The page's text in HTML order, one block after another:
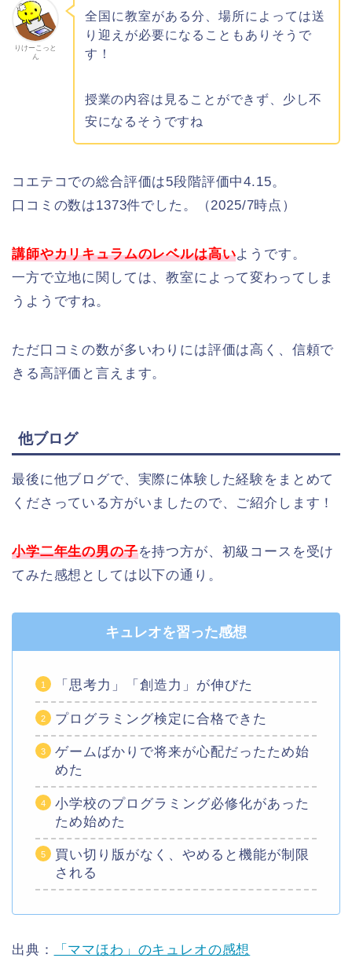
りけーこっと
ん
全国に教室がある分、場所によっては送
り迎えが必要になることもありそうで
す！
授業の内容は見ることができず、少し不
安になるそうですね
コエテコでの総合評価は5段階評価中4.15。
口コミの数は1373件でした。（2025/7時点）
講師やカリキュラムのレベルは高いようです。
一方で立地に関しては、教室によって変わってしま
うようですね。
ただ口コミの数が多いわりには評価は高く、信頼で
きる高評価と言えます。
他ブログ
最後に他ブログで、実際に体験した経験をまとめて
くださっている方がいましたので、ご紹介します！
小学二年生の男の子を持つ方が、初級コースを受け
てみた感想としては以下の通り。
キュレオを習った感想
「思考力」「創造力」が伸びた
プログラミング検定に合格できた
ゲームばかりで将来が心配だったため始
めた
小学校のプログラミング必修化があった
ため始めた
買い切り版がなく、やめると機能が制限
される
出典： 「ママほわ」のキュレオの感想